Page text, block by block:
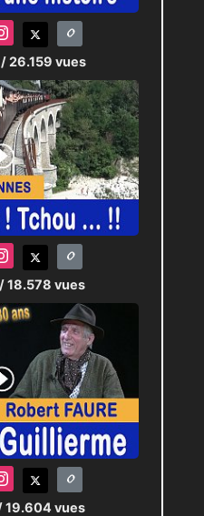
/ 26.159 vues
/ 18.578 vues
19.604 vues